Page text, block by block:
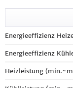
Energieeffizienz
Energieeffizienz
Heizleistung